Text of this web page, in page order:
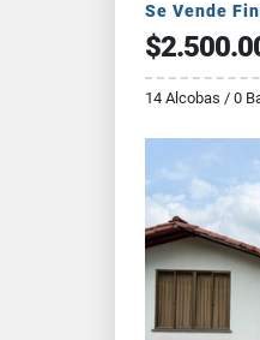
Se Vende
14 Alcobas / 0